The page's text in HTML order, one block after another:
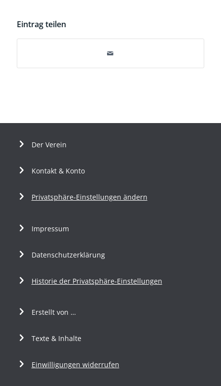
Eintrag teilen
Der Verein
Kontakt & Konto
Privatsphäre-Einstellungen ändern
Impressum
Datenschutzerklärung
Historie der Privatsphäre-Einstellungen
Erstellt von …
Texte & Inhalte
Einwilligungen widerrufen